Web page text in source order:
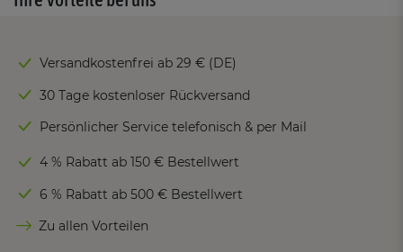
Versandkostenfrei ab 29 € (DE)
30 Tage kostenloser Rückversand
Persönlicher Service telefonisch & per Mail
4 % Rabatt ab 150 € Bestellwert
6 % Rabatt ab 500 € Bestellwert
Zu allen Vorteilen